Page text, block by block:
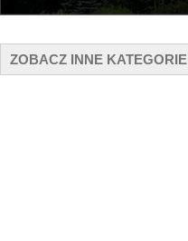
ZOBACZ INNE KATEGORIE